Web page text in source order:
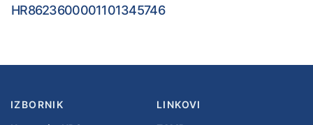
HR8623600001101345746
IZBORNIK LINKOVI